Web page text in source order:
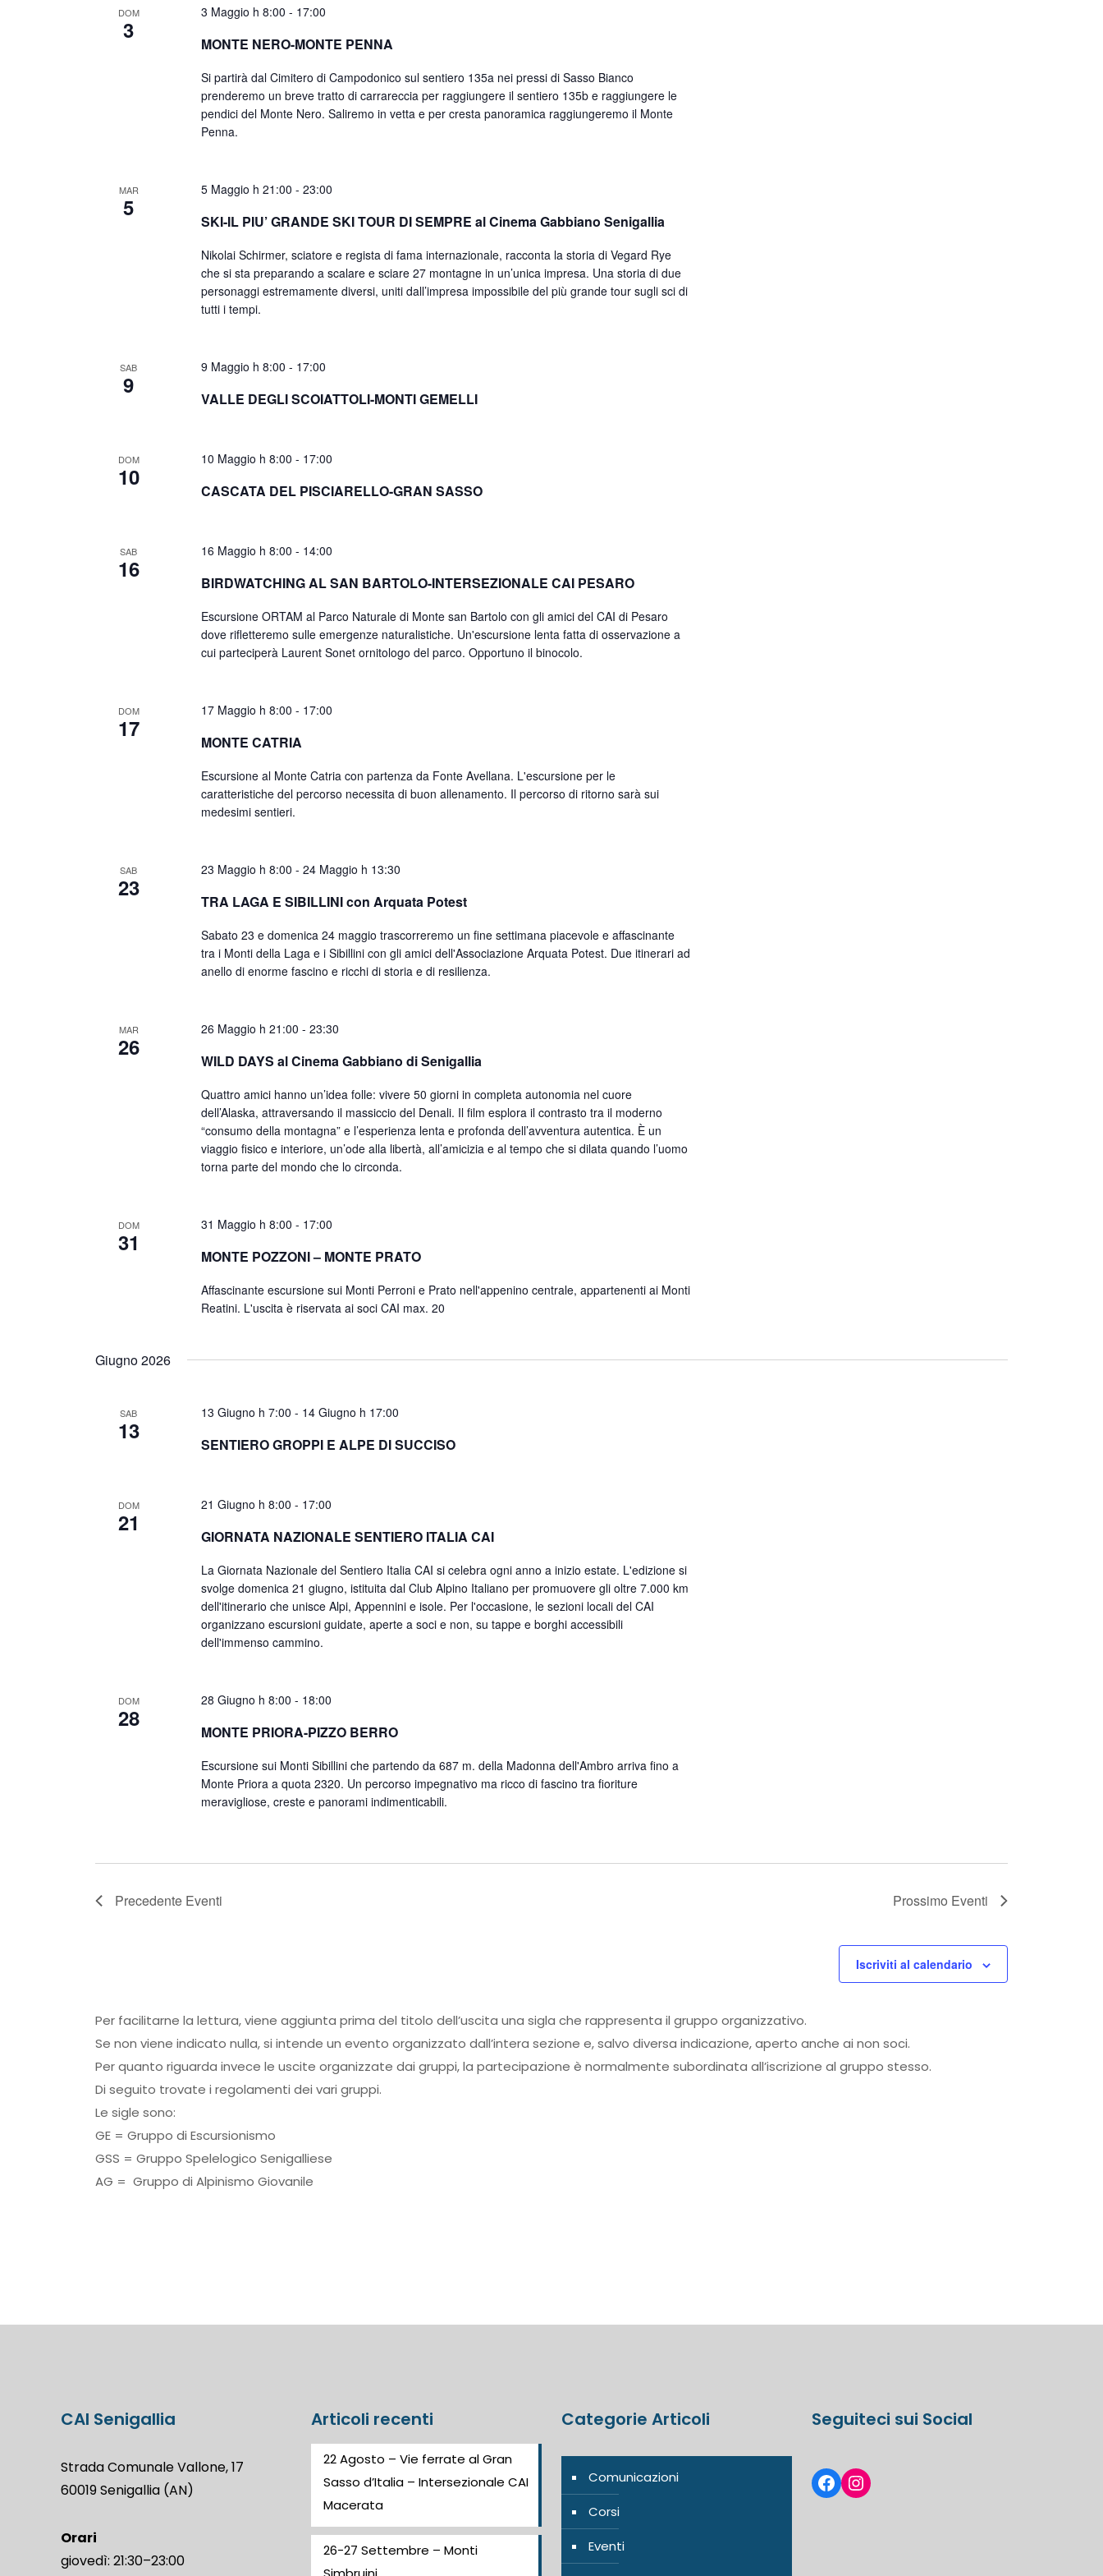
DOM
3
3 Maggio h 8:00 - 17:00
MONTE NERO-MONTE PENNA
Si partirà dal Cimitero di Campodonico sul sentiero 135a nei pressi di Sasso Bianco
prenderemo un breve tratto di carrareccia per raggiungere il sentiero 135b e raggiungere le
pendici del Monte Nero. Saliremo in vetta e per cresta panoramica raggiungeremo il Monte
Penna.
MAR
5
5 Maggio h 21:00 -23:00
SKI-IL PIU’ GRANDE SKI TOUR DI SEMPRE al Cinema Gabbiano Senigallia
Nikolai Schirmer, sciatore e regista di fama internazionale, racconta la storia di Vegard Rye
che si sta preparando a scalare e sciare 27 montagne in un’unica impresa. Una storia di due
personaggi estremamente diversi, uniti dall’impresa impossibile del più grande tour sugli sci di
tutti i tempi.
SAB
9
9 Maggio h 8:00 - 17:00
VALLE DEGLI SCOIATTOLI-MONTI GEMELLI
DOM
10
10 Maggio h 8:00 - 17:00
CASCATA DEL PISCIARELLO-GRAN SASSO
SAB
16
16 Maggio h 8:00 - 14:00
BIRDWATCHING AL SAN BARTOLO-INTERSEZIONALE CAI PESARO
Escursione ORTAM al Parco Naturale di Monte san Bartolo con gli amici del CAI di Pesaro
dove rifletteremo sulle emergenze naturalistiche. Un'escursione lenta fatta di osservazione a
cui parteciperà Laurent Sonet ornitologo del parco. Opportuno il binocolo.
DOM
17
17 Maggio h 8:00 - 17:00
MONTE CATRIA
Escursione al Monte Catria con partenza da Fonte Avellana. L'escursione per le
caratteristiche del percorso necessita di buon allenamento. Il percorso di ritorno sarà sui
medesimi sentieri.
SAB
23
23 Maggio h 8:00 -24 Maggio h 13:30
TRA LAGA E SIBILLINI con Arquata Potest
Sabato 23 e domenica 24 maggio trascorreremo un fine settimana piacevole e affascinante
tra i Monti della Laga e i Sibillini con gli amici dell'Associazione Arquata Potest. Due itinerari ad
anello di enorme fascino e ricchi di storia e di resilienza.
MAR
26
26 Maggio h 21:00 -23:30
WILD DAYS al Cinema Gabbiano di Senigallia
Quattro amici hanno un’idea folle: vivere 50 giorni in completa autonomia nel cuore
dell’Alaska, attraversando il massiccio del Denali. Il film esplora il contrasto tra il moderno
“consumo della montagna” e l’esperienza lenta e profonda dell’avventura autentica. È un
viaggio fisico e interiore, un’ode alla libertà, all’amicizia e al tempo che si dilata quando l’uomo
torna parte del mondo che lo circonda.
DOM
31
31 Maggio h 8:00 - 17:00
MONTE POZZONI – MONTE PRATO
Affascinante escursione sui Monti Perroni e Prato nell'appenino centrale, appartenenti ai Monti
Reatini. L'uscita è riservata ai soci CAI max. 20
Giugno 2026
SAB
13
13 Giugno h 7:00 - 14 Giugno h 17:00
SENTIERO GROPPI E ALPE DI SUCCISO
DOM
21
21 Giugno h 8:00 - 17:00
GIORNATA NAZIONALE SENTIERO ITALIA CAI
La Giornata Nazionale del Sentiero Italia CAI si celebra ogni anno a inizio estate. L'edizione si
svolge domenica 21 giugno, istituita dal Club Alpino Italiano per promuovere gli oltre 7.000 km
dell'itinerario che unisce Alpi, Appennini e isole. Per l'occasione, le sezioni locali del CAI
organizzano escursioni guidate, aperte a soci e non, su tappe e borghi accessibili
dell'immenso cammino.
DOM
28
28 Giugno h 8:00 - 18:00
MONTE PRIORA-PIZZO BERRO
Escursione sui Monti Sibillini che partendo da 687 m. della Madonna dell'Ambro arriva fino a
Monte Priora a quota 2320. Un percorso impegnativo ma ricco di fascino tra fioriture
meravigliose, creste e panorami indimenticabili.
Precedente Eventi Prossimo Eventi
Iscriviti al calendario
Per facilitarne la lettura, viene aggiunta prima del titolo dell’uscita una sigla che rappresenta il gruppo organizzativo.
Se non viene indicato nulla, si intende un evento organizzato dall’intera sezione e, salvo diversa indicazione, aperto anche ai non soci.
Per quanto riguarda invece le uscite organizzate dai gruppi, la partecipazione è normalmente subordinata all’iscrizione al gruppo stesso.
Di seguito trovate i regolamenti dei vari gruppi.
Le sigle sono:
GE = Gruppo di Escursionismo
GSS = Gruppo Spelelogico Senigalliese
AG = Gruppo di Alpinismo Giovanile
CAI Senigallia
Strada Comunale Vallone, 17
60019 Senigallia (AN)
Orari
giovedì: 21:30–23:00
Articoli recenti
22 Agosto – Vie ferrate al Gran
Sasso d’Italia – Intersezionale CAI
Macerata
26-27 Settembre – Monti
Categorie Articoli
Comunicazioni
Corsi
Eventi
Seguiteci sui Social
Facebook
Instagram